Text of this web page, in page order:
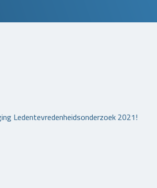
Ledentevredenheidsonderzoek 2021!